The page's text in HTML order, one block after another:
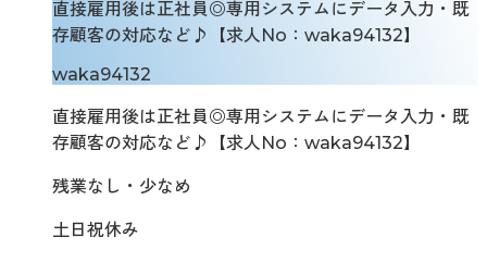
直接雇用後は正社員◎専用システムにデータ入力・既
存顧客の対応など♪【求人No：waka94132】
waka94132
直接雇用後は正社員◎専用システムにデータ入力・既
存顧客の対応など♪【求人No：waka94132】
残業なし・少なめ
土日祝休み